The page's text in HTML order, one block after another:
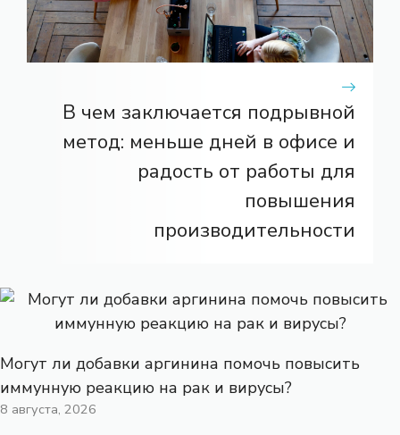
В чем заключается подрывной
метод: меньше дней в офисе и
радость от работы для
повышения
производительности
Могут ли добавки аргинина помочь повысить
иммунную реакцию на рак и вирусы?
8 августа, 2026